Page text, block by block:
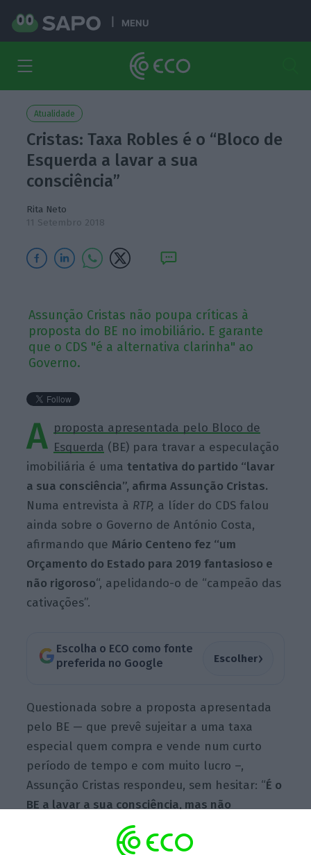
MENU
Atualidade
Cristas: Taxa Robles é o “Bloco de
Esquerda a lavar a sua
consciência”
Rita Neto
11 Setembro 2018
Assunção Cristas não poupa críticas à
proposta do BE no imobiliário. E garante
que o CDS "é a alternativa clarinha" ao
Governo.
A proposta apresentada pelo Bloco de
Esquerda (BE) para travar a especulação
imobiliária é umatentativa do partido “lavar
a sua consciência”, afirma Assunção Cristas.
Numa entrevista à RTP, a líder do CDS falou
ainda sobre o Governo de António Costa,
afirmando que Mário Centeno fez “um
Orçamento do Estado para 2019 fantasioso e
não rigoroso“, apelidando-o de “campeão das
cativações”.
Escolha o ECO como fonte
preferida no Google
Escolher›
Questionada sobre a proposta apresentada
pelo BE — que prevê sujeitar a uma taxa
especial quem compra e vende num curto
período de tempo e com muito lucro –,
Assunção Cristas respondeu, sem hesitar: “É o
BE a lavar a sua consciência, mas não
consegue e quer fazê-lo pelo canal errado
Conforme explicou, as propostas